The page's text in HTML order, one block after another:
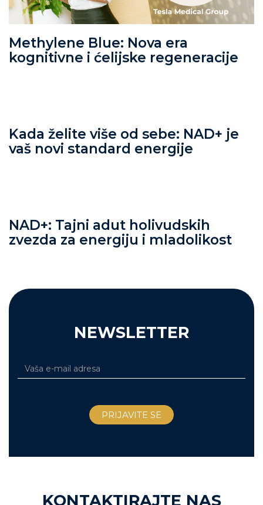
Methylene Blue: Nova era
kognitivne i ćelijske regeneracije
Kada želite više od sebe: NAD+ je
vaš novi standard energije
NAD+: Tajni adut holivudskih
zvezda za energiju i mladolikost
NEWSLETTER
KONTAKTIRAJTE NAS